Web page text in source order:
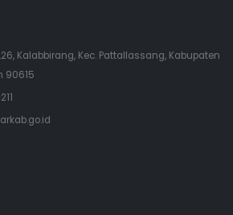
Kalabbirang, Kec. Pattallassang, Kabupaten
90615